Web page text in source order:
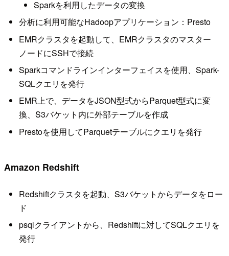
Sparkを利用したデータの変換
分析に利用可能なHadoopアプリケーション：Presto
EMRクラスタを起動して、EMRクラスタのマスター
ノードにSSHで接続
Sparkコマンドラインインターフェイスを使用、Spark-
SQLクエリを発行
EMR上で、データをJSON型式からParquet型式に変
換、S3バケット内に外部テーブルを作成
Prestoを使用してParquetテーブルにクエリを発行
Amazon Redshift
Redshiftクラスタを起動、S3バケットからデータをロー
ド
psqlクライアントから、Redshiftに対してSQLクエリを
発行